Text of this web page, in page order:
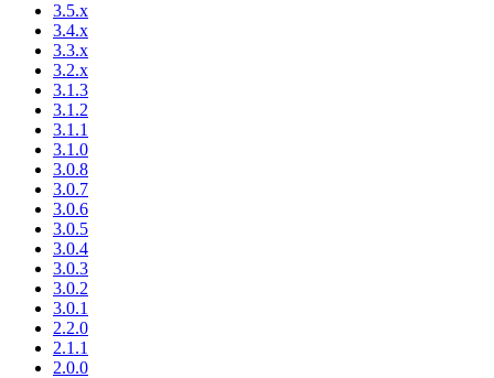
3.5.x
3.4.x
3.3.x
3.2.x
3.1.3
3.1.2
3.1.1
3.1.0
3.0.8
3.0.7
3.0.6
3.0.5
3.0.4
3.0.3
3.0.2
3.0.1
2.2.0
2.1.1
2.0.0